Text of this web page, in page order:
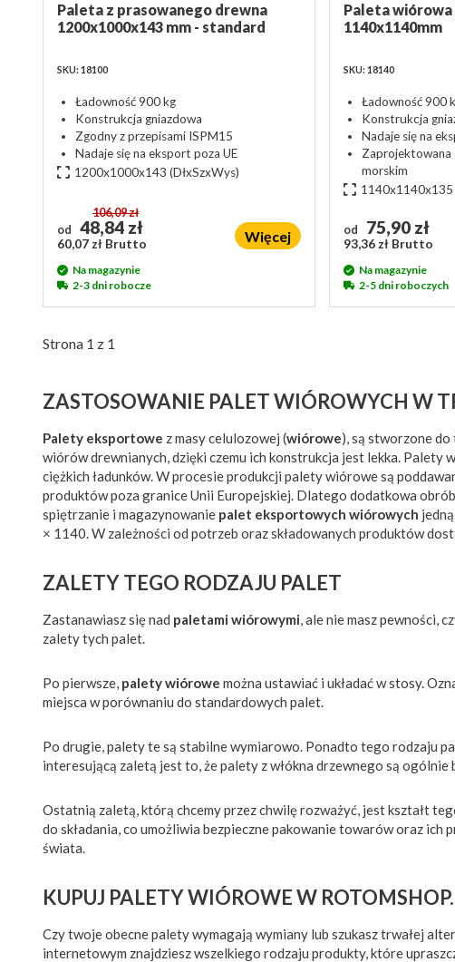
Paleta z prasowanego drewna
1200x1000x143 mm - standard
SKU: 18100
Ładowność 900 kg
Konstrukcja gniazdowa
Zgodny z przepisami ISPM15
Nadaje się na eksport poza UE
1200x1000x143 (DłxSzxWys)
od
106,09 zł
48,84 zł
60,07 zł Brutto Więcej
Na magazynie
2-3 dni robocze
Paleta
1140x1140mm
SKU: 18140
Ładowność 900
Konstrukcja
Nadaje się na
Zaprojektowana
morskim
1140x1140x135
od 75,90 zł
93,36 zł Brutto
Na magazynie
2-5 dni roboczych
Strona 1 z 1
ZASTOSOWANIE PALET WIÓROWYCH W
Palety eksportowe z masy celulozowej (wiórowe), są stworzone
wiórów drewnianych, dzięki czemu ich konstrukcja jest lekka. Palety
ciężkich ładunków. W procesie produkcji palety wiórowe są
produktów poza granice Unii Europejskiej. Dlatego dodatkowa
spiętrzanie i magazynowanie palet eksportowych wiórowych
× 1140. W zależności od potrzeb oraz składowanych produktów
ZALETY TEGO RODZAJU PALET
Zastanawiasz się nad paletami wiórowymi, ale nie masz pewności,
zalety tych palet.
Po pierwsze, palety wiórowe można ustawiać i układać w stosy.
miejsca w porównaniu do standardowych palet.
Po drugie, palety te są stabilne wymiarowo. Ponadto tego rodzaju
interesującą zaletą jest to, że palety z włókna drzewnego są
Ostatnią zaletą, którą chcemy przez chwilę rozważyć, jest kształt
do składania, co umożliwia bezpieczne pakowanie towarów oraz
świata.
KUPUJ PALETY WIÓROWE W
Czy twoje obecne palety wymagają wymiany lub szukasz trwałej
internetowym znajdziesz wszelkiego rodzaju produkty, które